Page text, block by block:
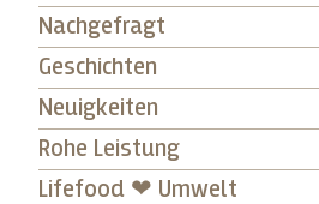
Nachgefragt
Geschichten
Neuigkeiten
Rohe Leistung
Lifefood ❤ Umwelt